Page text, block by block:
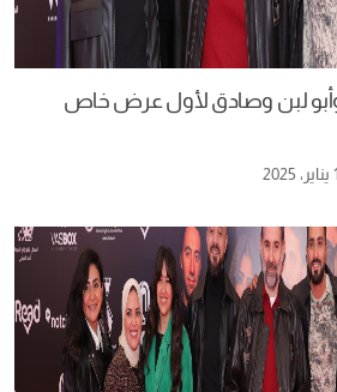
لبن وصادق لأول عرض خاص